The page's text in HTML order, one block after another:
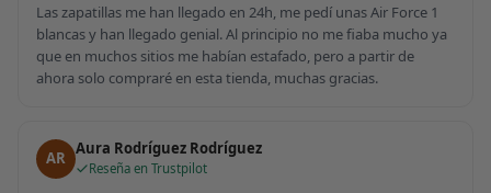
Las zapatillas me han llegado en 24h, me pedí unas Air Force 1
blancas y han llegado genial. Al principio no me fiaba mucho ya
que en muchos sitios me habían estafado, pero a partir de
ahora solo compraré en esta tienda, muchas gracias.
AR Aura Rodríguez Rodríguez
Reseña en Trustpilot